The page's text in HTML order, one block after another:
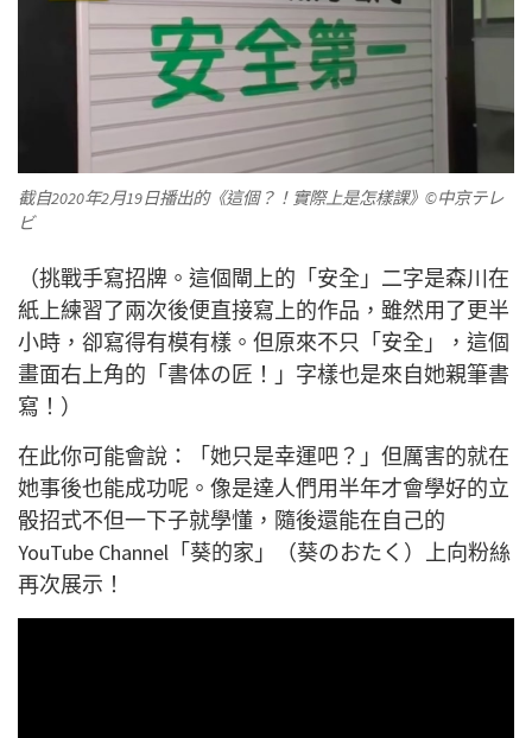
截自2020年2月19日播出的《這個？！實際上是怎樣課》©中京テレ
ビ
（挑戰手寫招牌。這個閘上的「安全」二字是森川在
紙上練習了兩次後便直接寫上的作品，雖然用了更半
小時，卻寫得有模有樣。但原來不只「安全」，這個
畫面右上角的「書体の匠！」字樣也是來自她親筆書
寫！）
在此你可能會說：「她只是幸運吧？」但厲害的就在
她事後也能成功呢。像是達人們用半年才會學好的立
骰招式不但一下子就學懂，隨後還能在自己的
YouTube Channel「葵的家」（葵のおたく）上向粉絲
再次展示！